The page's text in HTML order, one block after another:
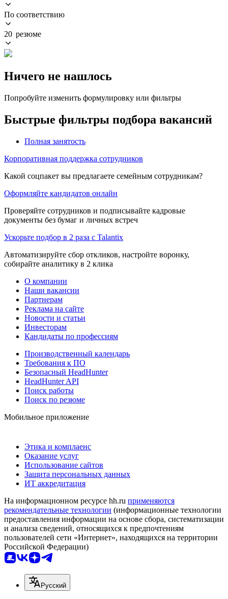
По соответствию
20 резюме
Ничего не нашлось
Попробуйте изменить формулировку или фильтры
Быстрые фильтры подбора вакансий
Полная занятость
Корпоративная поддержка сотрудников
Какой соцпакет вы предлагаете семейным сотрудникам?
Оформляйте кандидатов онлайн
Проверяйте сотрудников и подписывайте кадровые
документы без бумаг и личных встреч
Ускорьте подбор в 2 раза с Talantix
Автоматизируйте сбор откликов, настройте воронку,
собирайте аналитику в 2 клика
О компании
Наши вакансии
Партнерам
Реклама на сайте
Новости и статьи
Инвесторам
Кандидаты по профессиям
Производственный календарь
Требования к ПО
Безопасный HeadHunter
HeadHunter API
Поиск работы
Поиск по резюме
Мобильное приложение
Этика и комплаенс
Оказание услуг
Использование сайтов
Защита персональных данных
ИТ аккредитация
На информационном ресурсе hh.ru применяются
рекомендательные технологии (информационные технологии
предоставления информации на основе сбора, систематизации
и анализа сведений, относящихся к предпочтениям
пользователей сети «Интернет», находящихся на территории
Российской Федерации)
Русский